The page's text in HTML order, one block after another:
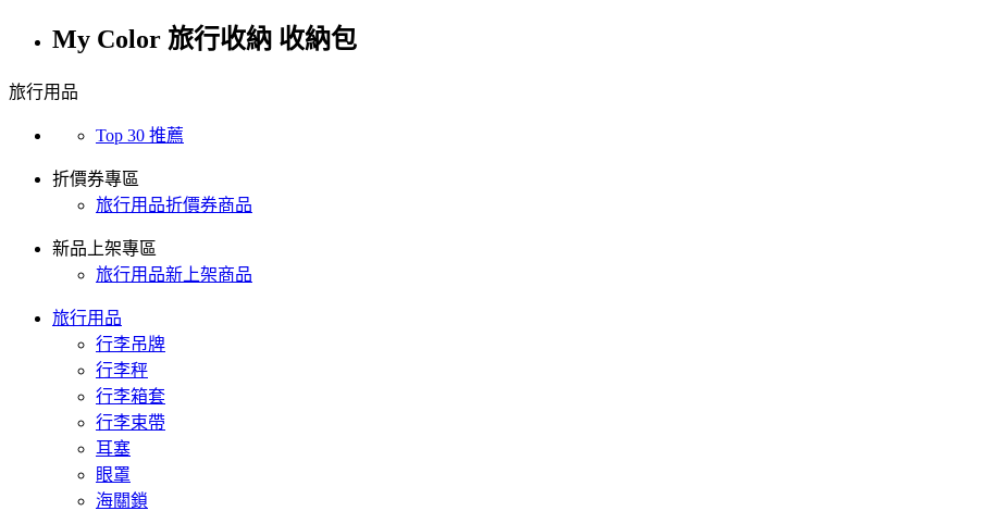
My Color 旅行收納 收納包
旅行用品
Top 30 推薦
折價券專區
旅行用品折價券商品
新品上架專區
旅行用品新上架商品
旅行用品
行李吊牌
行李秤
行李箱套
行李束帶
耳塞
眼罩
海關鎖